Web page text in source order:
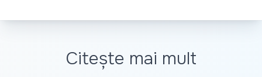
Citește mai mult